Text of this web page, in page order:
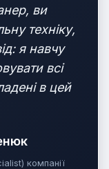
ви
техніку,
я навчу
всі
в цей
компанії